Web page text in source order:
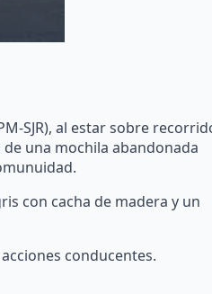
SJR), al estar sobre
una mochila abandonada
con cacha de madera y un
conducentes.